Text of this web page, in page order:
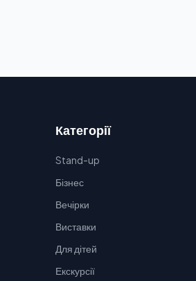
Категорії
Stand-up
Бізнес
Вечірки
Виставки
Для дітей
Екскурсії